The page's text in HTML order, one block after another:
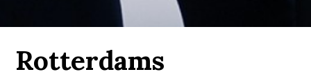
Rotterdams